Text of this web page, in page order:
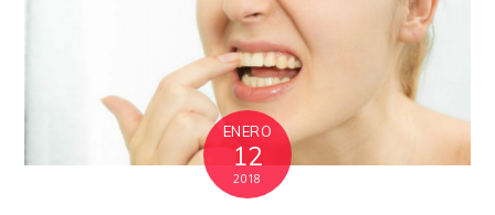
ENERO
12
2018